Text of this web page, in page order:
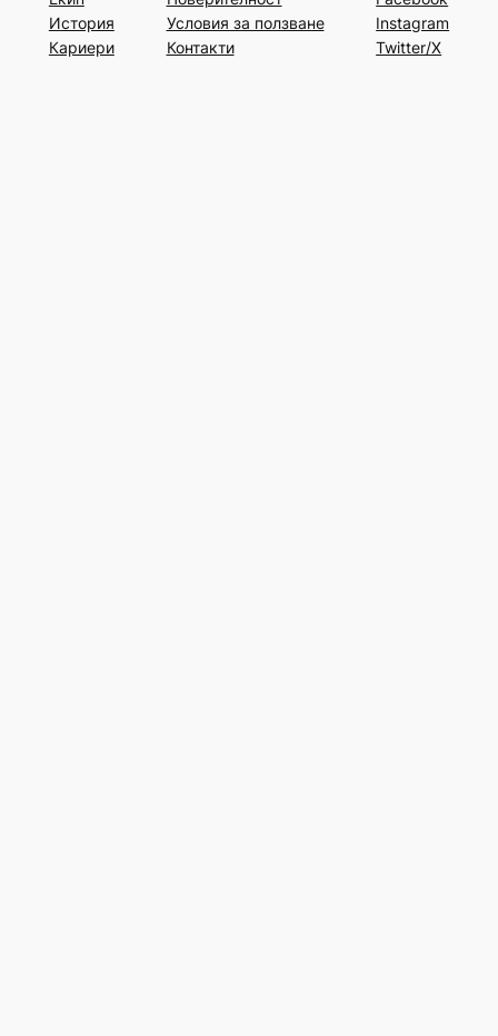
История
Кариери
Условия за ползване
Контакти
Instagram
Twitter/X